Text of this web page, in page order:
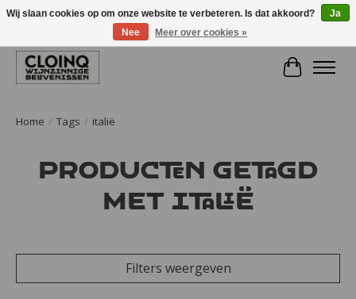
Large selection of products and fast shipping!
Home / Tags / italië
Producten getagd
met italië
Filters weergeven
Wij slaan cookies op om onze website te verbeteren. Is dat akkoord?
Ja
Nee
Meer over cookies »